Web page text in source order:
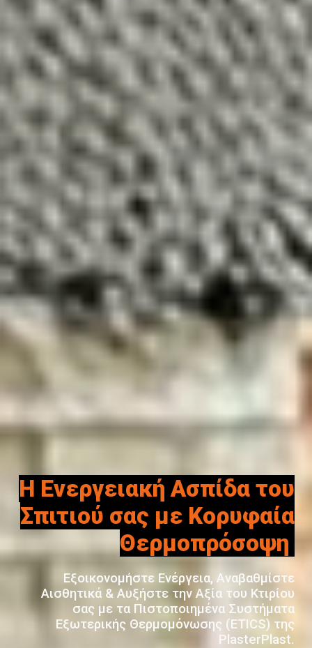
Η Ενεργειακή Ασπίδα του
Σπιτιού σας με Κορυφαία
Θερμοπρόσοψη
Εξοικονομήστε Ενέργεια, Αναβαθμίστε
Αισθητικά & Αυξήστε την Αξία του Κτιρίου
σας με τα Πιστοποιημένα Συστήματα
Εξωτερικής Θερμομόνωσης (ETICS) της
PlasterPlast.